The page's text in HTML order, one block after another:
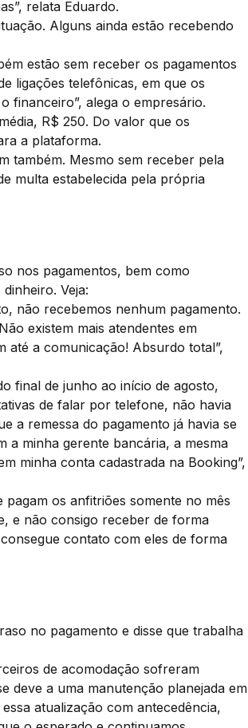
relata Eduardo.
Alguns ainda estão recebendo
estão sem receber os pagamentos
ligações telefônicas, em que os
financeiro”, alega o empresário.
R$ 250. Do valor que os
a plataforma.
também. Mesmo sem receber pela
multa estabelecida pela própria
nos pagamentos, bem como
Veja:
não recebemos nenhum pagamento.
existem mais atendentes em
até a comunicação! Absurdo total”,
final de junho ao início de agosto,
de falar por telefone, não havia
a remessa do pagamento já havia se
a minha gerente bancária, a mesma
minha conta cadastrada na Booking”,
os anfitriões somente no mês
e não consigo receber de forma
contato com eles de forma
no pagamento e disse que trabalha
de acomodação sofreram
deve a uma manutenção planejada em
atualização com antecedência,